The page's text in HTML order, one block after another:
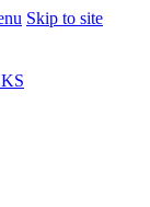
Skip to site